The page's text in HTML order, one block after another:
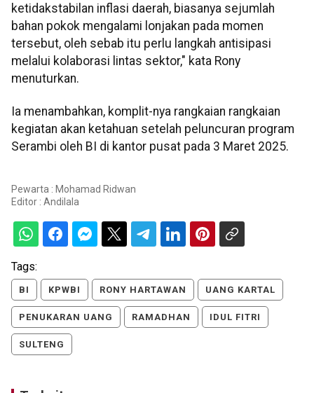
ketidakstabilan inflasi daerah, biasanya sejumlah
bahan pokok mengalami lonjakan pada momen
tersebut, oleh sebab itu perlu langkah antisipasi
melalui kolaborasi lintas sektor," kata Rony
menuturkan.
Ia menambahkan, komplit-nya rangkaian rangkaian
kegiatan akan ketahuan setelah peluncuran program
Serambi oleh BI di kantor pusat pada 3 Maret 2025.
Pewarta : Mohamad Ridwan
Editor : Andilala
Tags:
BI KPWBI RONY HARTAWAN UANG KARTAL
PENUKARAN UANG RAMADHAN IDUL FITRI
SULTENG